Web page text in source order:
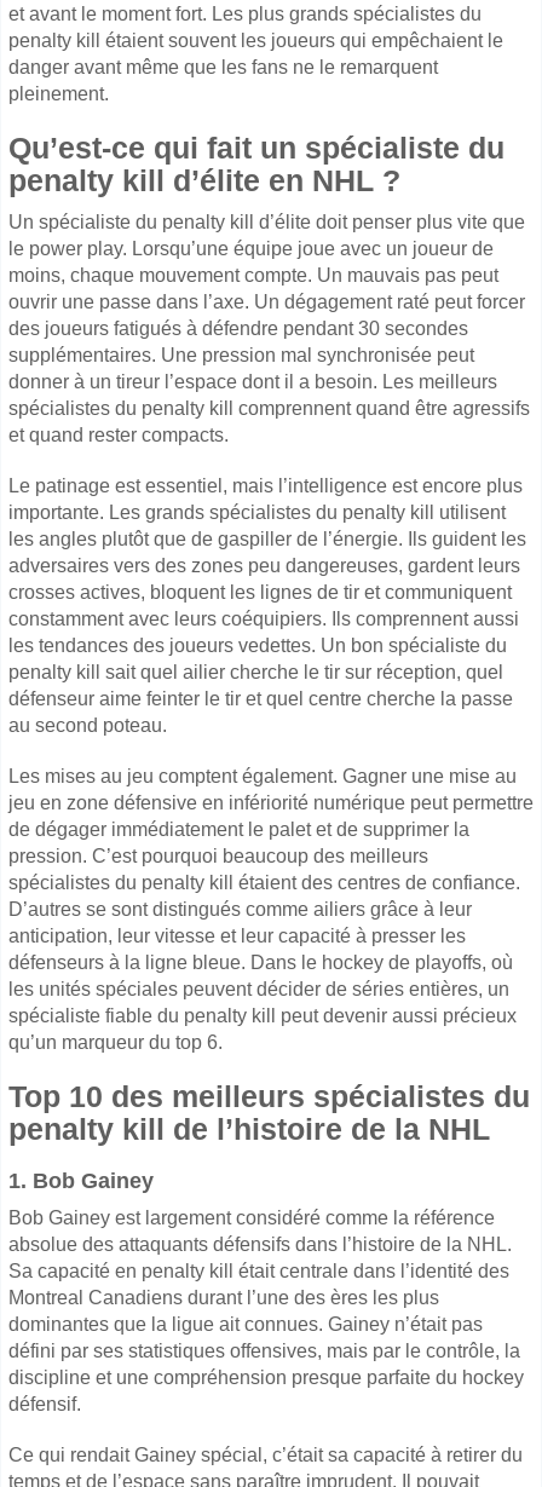
et avant le moment fort. Les plus grands spécialistes du
penalty kill étaient souvent les joueurs qui empêchaient le
danger avant même que les fans ne le remarquent
pleinement.
Qu’est-ce qui fait un spécialiste du
penalty kill d’élite en NHL ?
Un spécialiste du penalty kill d’élite doit penser plus vite que
le power play. Lorsqu’une équipe joue avec un joueur de
moins, chaque mouvement compte. Un mauvais pas peut
ouvrir une passe dans l’axe. Un dégagement raté peut forcer
des joueurs fatigués à défendre pendant 30 secondes
supplémentaires. Une pression mal synchronisée peut
donner à un tireur l’espace dont il a besoin. Les meilleurs
spécialistes du penalty kill comprennent quand être agressifs
et quand rester compacts.
Le patinage est essentiel, mais l’intelligence est encore plus
importante. Les grands spécialistes du penalty kill utilisent
les angles plutôt que de gaspiller de l’énergie. Ils guident les
adversaires vers des zones peu dangereuses, gardent leurs
crosses actives, bloquent les lignes de tir et communiquent
constamment avec leurs coéquipiers. Ils comprennent aussi
les tendances des joueurs vedettes. Un bon spécialiste du
penalty kill sait quel ailier cherche le tir sur réception, quel
défenseur aime feinter le tir et quel centre cherche la passe
au second poteau.
Les mises au jeu comptent également. Gagner une mise au
jeu en zone défensive en infériorité numérique peut permettre
de dégager immédiatement le palet et de supprimer la
pression. C’est pourquoi beaucoup des meilleurs
spécialistes du penalty kill étaient des centres de confiance.
D’autres se sont distingués comme ailiers grâce à leur
anticipation, leur vitesse et leur capacité à presser les
défenseurs à la ligne bleue. Dans le hockey de playoffs, où
les unités spéciales peuvent décider de séries entières, un
spécialiste fiable du penalty kill peut devenir aussi précieux
qu’un marqueur du top 6.
Top 10 des meilleurs spécialistes du
penalty kill de l’histoire de la NHL
1. Bob Gainey
Bob Gainey est largement considéré comme la référence
absolue des attaquants défensifs dans l’histoire de la NHL.
Sa capacité en penalty kill était centrale dans l’identité des
Montreal Canadiens durant l’une des ères les plus
dominantes que la ligue ait connues. Gainey n’était pas
défini par ses statistiques offensives, mais par le contrôle, la
discipline et une compréhension presque parfaite du hockey
défensif.
Ce qui rendait Gainey spécial, c’était sa capacité à retirer du
temps et de l’espace sans paraître imprudent. Il pouvait